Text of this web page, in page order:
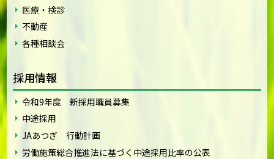
医療・検診
不動産
各種相談会
採用情報
令和9年度 新採用職員募集
中途採用
JAあつぎ 行動計画
労働施策総合推進法に基づく中途採用比率の公表